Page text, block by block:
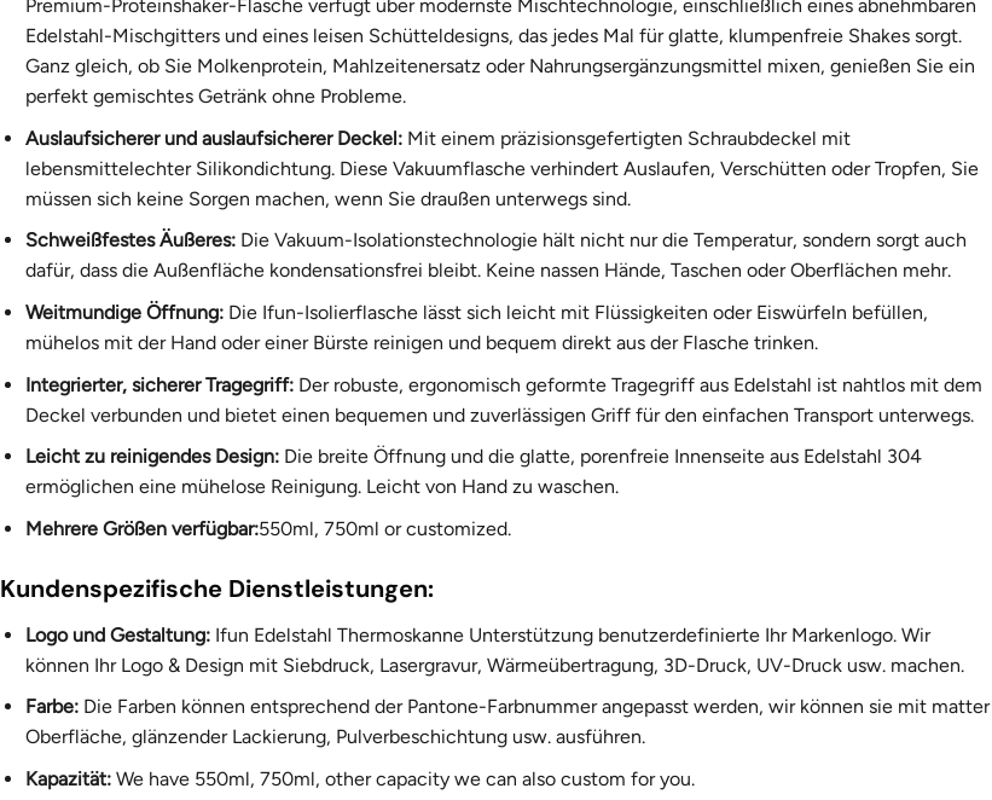
Premium-Proteinshaker-Flasche verfügt über modernste Mischtechnologie, einschließlich eines abnehmbaren
Edelstahl-Mischgitters und eines leisen Schütteldesigns, das jedes Mal für glatte, klumpenfreie Shakes sorgt.
Ganz gleich, ob Sie Molkenprotein, Mahlzeitenersatz oder Nahrungsergänzungsmittel mixen, genießen Sie ein
perfekt gemischtes Getränk ohne Probleme.
Auslaufsicherer und auslaufsicherer Deckel:Mit einem präzisionsgefertigten Schraubdeckel mit
lebensmittelechter Silikondichtung. Diese Vakuumflasche verhindert Auslaufen, Verschütten oder Tropfen, Sie
müssen sich keine Sorgen machen, wenn Sie draußen unterwegs sind.
Schweißfestes Äußeres:Die Vakuum-Isolationstechnologie hält nicht nur die Temperatur, sondern sorgt auch
dafür, dass die Außenfläche kondensationsfrei bleibt. Keine nassen Hände, Taschen oder Oberflächen mehr.
Weitmundige Öffnung:Die Ifun-Isolierflasche lässt sich leicht mit Flüssigkeiten oder Eiswürfeln befüllen,
mühelos mit der Hand oder einer Bürste reinigen und bequem direkt aus der Flasche trinken.
Integrierter, sicherer Tragegriff:Der robuste, ergonomisch geformte Tragegriff aus Edelstahl ist nahtlos mit dem
Deckel verbunden und bietet einen bequemen und zuverlässigen Griff für den einfachen Transport unterwegs.
Leicht zu reinigendes Design:Die breite Öffnung und die glatte, porenfreie Innenseite aus Edelstahl 304
ermöglichen eine mühelose Reinigung. Leicht von Hand zu waschen.
Mehrere Größen verfügbar:550ml, 750ml or customized.
Kundenspezifische Dienstleistungen:
Logo und Gestaltung:Ifun Edelstahl Thermoskanne Unterstützung benutzerdefinierte Ihr Markenlogo. Wir
können Ihr Logo & Design mit Siebdruck, Lasergravur, Wärmeübertragung, 3D-Druck, UV-Druck usw. machen.
Farbe:Die Farben können entsprechend der Pantone-Farbnummer angepasst werden, wir können sie mit matter
Oberfläche, glänzender Lackierung, Pulverbeschichtung usw. ausführen.
Kapazität:We have 550ml, 750ml, other capacity we can also custom for you.